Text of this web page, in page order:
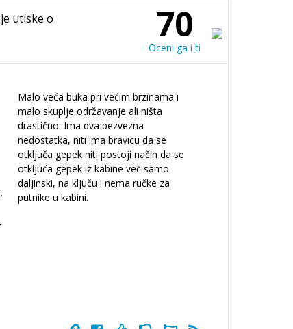
utiske o 70
Oceni ga i ti
Malo veća buka pri većim brzinama i
malo skuplje održavanje ali ništa
drastično. Ima dva bezvezna
nedostatka, niti ima bravicu da se
otključa gepek niti postoji način da se
otključa gepek iz kabine več samo
daljinski, na ključu i nema ručke za
putnike u kabini.